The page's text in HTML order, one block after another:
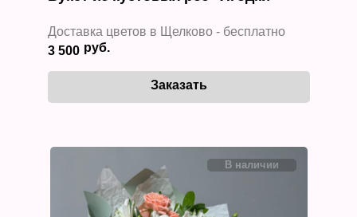
Доставка цветов в Щелково - бесплатно
3 500